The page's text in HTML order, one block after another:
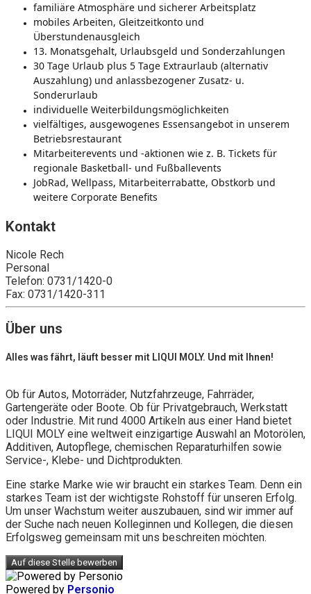
familiäre Atmosphäre und sicherer Arbeitsplatz
mobiles Arbeiten, Gleitzeitkonto und
Überstundenausgleich
13. Monatsgehalt, Urlaubsgeld und Sonderzahlungen
30 Tage Urlaub plus 5 Tage Extraurlaub (alternativ
Auszahlung) und anlassbezogener Zusatz- u.
Sonderurlaub
individuelle Weiterbildungsmöglichkeiten
vielfältiges, ausgewogenes Essensangebot in unserem
Betriebsrestaurant
Mitarbeiterevents und -aktionen wie z. B. Tickets für
regionale Basketball- und Fußballevents
JobRad, Wellpass, Mitarbeiterrabatte, Obstkorb und
weitere Corporate Benefits
Kontakt
Nicole Rech
Personal
Telefon: 0731/1420-0
Fax: 0731/1420-311
Über uns
Alles was fährt, läuft besser mit LIQUI MOLY. Und mit Ihnen!
Ob für Autos, Motorräder, Nutzfahrzeuge, Fahrräder,
Gartengeräte oder Boote. Ob für Privatgebrauch, Werkstatt
oder Industrie. Mit rund 4000 Artikeln aus einer Hand bietet
LIQUI MOLY eine weltweit einzigartige Auswahl an Motorölen,
Additiven, Autopflege, chemischen Reparaturhilfen sowie
Service-, Klebe- und Dichtprodukten.
Eine starke Marke wie wir braucht ein starkes Team. Denn ein
starkes Team ist der wichtigste Rohstoff für unseren Erfolg.
Um unser Wachstum weiter auszubauen, sind wir immer auf
der Suche nach neuen Kolleginnen und Kollegen, die diesen
Erfolgsweg gemeinsam mit uns beschreiten möchten.
Auf diese Stelle bewerben
Powered by Personio